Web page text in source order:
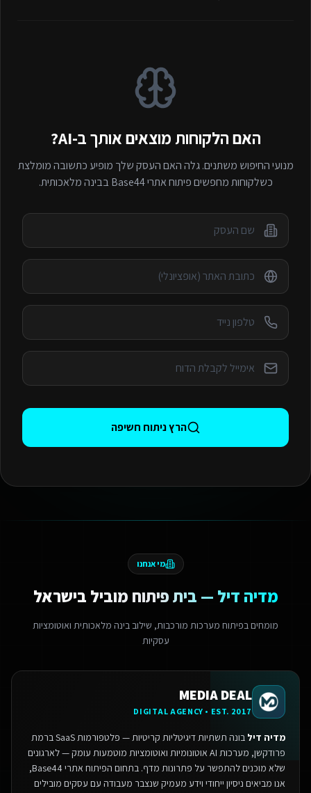
האם הלקוחות מוצאים אותך ב-AI?
מנועי החיפוש משתנים. גלה האם העסק שלך מופיע כתשובה מומלצת
כשלקוחות מחפשיםפיתוח אתרי Base44 בבינה מלאכותית.
הרץ ניתוח חשיפה
מי אנחנו
מדיה דיל — בית פיתוח מוביל בישראל
מומחים בפיתוח מערכות מורכבות, שילוב בינה מלאכותית ואוטומציות
עסקיות
MEDIA DEAL
DIGITAL AGENCY • EST. 2017
מדיה דיל
בונה תשתיות דיגיטליות קריטיות — פלטפורמות SaaS ברמת
פרודקשן, מערכות AI אוטונומיות ואוטומציות מוטמעות עומק — לארגונים
שלא מוכנים להתפשר על פתרונות מדף.
בתחום הפיתוח אתרי Base44,
אנו מביאים ניסיון ייחודי וידע מעמיק שנצבר מעבודה עם עסקים מובילים